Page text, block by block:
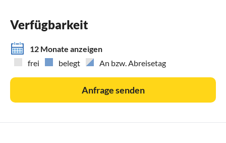
Verfügbarkeit
12 Monate anzeigen
frei
belegt An bzw. Abreisetag
Anfrage senden